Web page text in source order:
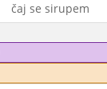
čaj se sirupem